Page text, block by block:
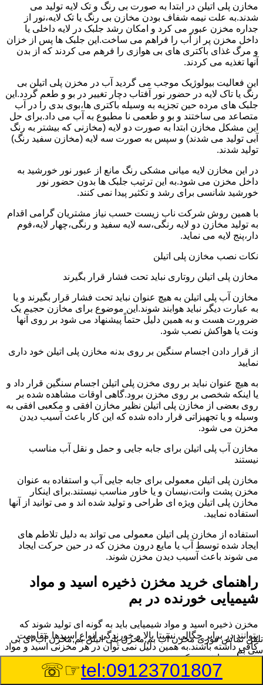
مخازن پلی اتیلن در ابتدا به صورت بی رنگ و تک لایه تولید می
شدند.به علت نیمه شفاف بودن مخازن بی رنگ یا تک لایه،نور از
جداره مخزن عبور می کرد و امکان رشد جلبک در لایه داخلی یا
داخل مخزن پر از آب را فراهم می ساخت.این جلبک ها پس از خزان
و مرگ غذای باکتری های بی هوازی را فرهم می کردند که از بدن
آنها تغذیه می کردند.
این فعالیت بیولوژیک موجب می گردید آب در مخزن پلی اتیلن بی
رنگ یا تاک لایه در حضور نور آفتاب دچار تغییر در بو و طعم گردد.این
جلبک های مرده حین تجزیه به وسیله باکتری ها،بوی بدی را در آب
متصاعد می ساختند و بو و طعمی نا مطبوع به آب می داد.برای حل
این مشکل مخازن ابتدا به صورت دو لایه (مخازنی که بیشتر به رنگ
آبی تولید می شدند) و سپس به صورت سه لایه (مخازن سفید رنگ)
تولید شدند.
در این مخازن لایه میانی مشکی رنگ مانع از عبور نور خورشید به
داخل مخزن می شود.به این ترتیب جلبک ها بدون حضور نور
خورشید شانسی برای رشد و تکثیر پیدا نمی کنند.
با همین روش شرکت ناب زیست حسب نیاز مشتریان گرامی اقدام
به تولید مخازن دو لایه رنگی،سه لایه سفید و رنگی،چهار لایه،فوم
دار،پنج لایه می نماید.
نکات نصب مخازن پلی اتیلن
مخازن پلی اتیلن روتاری نباید تحت فشار قرار بگیرند
مخازن آب پلی اتیلن به هیچ عنوان نباید تحت فشار قرار بگیرند و یا
به عبارت دیگر نباید هوابند شوند.این موضوع برای مخازن حجیم یک
ضرورت هست و به همین دلیل حتماً پیشنهاد می شود بر روی آنها
ونت یا هواکش نصب شود.
از قرار دادن اجسام سنگین بر روی بدنه مخازن پلی اتیلن خود داری
نمایید
به هیچ عنوان نباید بر روی مخزن پلی اتیلن اجسام سنگین قرار داد و
یا اینکه شخصی بر روی مخزن برود.گاهی اوقات مشاهده شده بر
روی بعضی از مخازن پلی اتیلن نظیر مخازن افقی و مکعبی افقی به
وسیله و یا تجهیزاتی قرار داده شده که این کار باعث آسیب دیدن
مخزن می شود.
مخازن آب پلی اتیلن برای جابه جایی و حمل و نقل آب مناسب
نیستند
مخازن پلی اتیلن معمولی برای جابه جایی آب و استفاده به عنوان
مخزن پشت وانت،نیسان و یا خاور مناسب نیستند.برای اینکار
مخازن پلی اتیلن ویژه ای طراحی و تولید شده اند و می توانید از آنها
استفاده نمایید.
استفاده از مخازن پلی اتیلن معمولی می تواند به دلیل تلاطم های
ایجاد شده توسط آب یا مایع درون مخزن که در حین حرکت ایجاد
می شوند باعث آسیب دیدن مخزن شوند.
راهنمای خرید مخزن ذخیره اسید و مواد
شیمیایی خورنده در بم
مخزن ذخیره اسید و مواد شیمیایی باید به گونه ای تولید شوند که
بتوانند در برابر چگالی نسبتا بالا و خورندگی انواع اسیدها مقاومت
کافی داشته باشند.به همین دلیل نمی توان در هر مخزنی اسید و مواد
شیمیایی را ذخیره کرد.
به گزارش ایسنا و بنابر اعلام سایت تخصصی مخزن آب بم،خرید
تلفن تماس فوریمخزن آب بم,مخزن پلی اتیلن بم,مخزن آب ای بی
سی بم
tel:09123701807
☞☏